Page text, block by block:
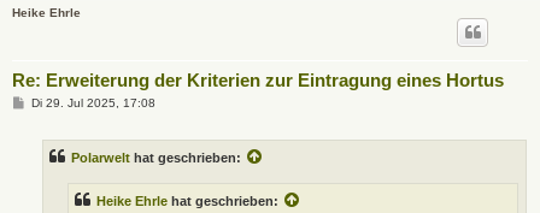
Heike Ehrle
Re: Erweiterung der Kriterien zur Eintragung eines Hortus
BDi 29. Jul 2025, 17:08
Polarwelt hat geschrieben:
Heike Ehrle hat geschrieben: